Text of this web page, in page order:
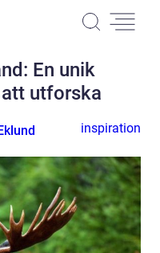
En unik
utforska
inspiration